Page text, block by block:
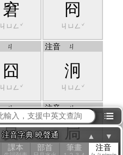
窘
ㄐㄩㄥˇ
冏
ㄐㄩㄥˇ
ㄐ
囧
ㄐㄩㄥˇ
注音 ㄐ
泂
ㄐㄩㄥˇ
ㄐ
炅
ㄐㄩㄥˇ
注音 ㄐ
扃
ㄐㄩㄥˇ
⁝☰
注音字典 曉聲通
課本 部首 筆畫 注音
▲ ▼